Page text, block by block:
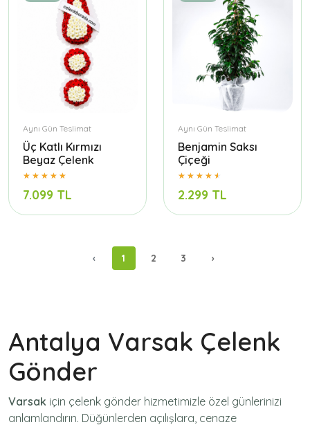
Aynı Gün Teslimat
Üç Katlı Kırmızı
Beyaz Çelenk
7.099 TL
Aynı Gün Teslimat
Benjamin Saksı
Çiçeği
2.299 TL
‹ 1 2 3 ›
Antalya Varsak Çelenk
Gönder
Varsak için çelenk gönder hizmetimizle özel günlerinizi
anlamlandırın. Düğünlerden açılışlara, cenaze